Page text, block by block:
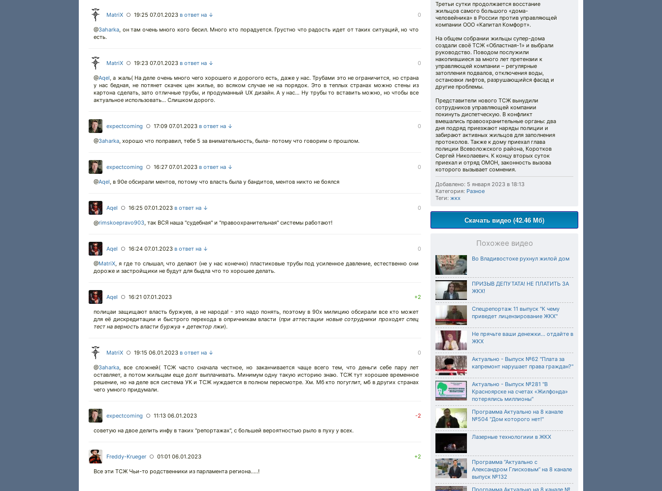
Третьи сутки продолжается восстание
жильцов самого большого «дома-
человейника» в России против управляющей
компании ООО «Капитал Комфорт».
На общем собрании жильцы супер-дома
создали своё ТСЖ «Областная-1» и выбрали
руководство. Поводом послужили
накопившиеся за много лет претензии к
управляющей компании – регулярные
затопления подвалов, отключения воды,
остановки лифтов, разрушающийся фасад и
другие проблемы.
Представители нового ТСЖ вынудили
сотрудников управляющей компании
покинуть диспетческую. В конфликт
вмешались правоохранительные органы: два
дня подряд приезжают наряды полиции и
забирают активных жильцов для заполнения
протоколов. Также к дому приехал глава
полиции Всеволожского района, Коротков
Сергей Николаевич. К концу вторых суток
приехал и отряд ОМОН, законность вызова
которого вызывает сомнения.
Добавлено: 5 января 2023 в 18:13
Категория: Разное
Теги: жкх
Скачать видео (42.46 Мб)
Похожее видео
Во Владивостоке рухнул жилой дом
ПРИЗЫВ ДЕПУТАТА! НЕ ПЛАТИТЬ ЗА
ЖКХ!
Спецрепортаж 11 выпуск "К чему
приведет лицензирование ЖКХ"
Не прячьте ваши денежки… отдайте в
ЖКХ
Актуально - Выпуск №62 "Плата за
капремонт нарушает права граждан?"
Актуально - Выпуск №281 "В
Красноярске на счетах «Жилфонда»
потерялись миллионы"
Программа Актуально на 8 канале
№504 "Дом которого нет!"
Лазерные технологиии в ЖКХ
Программа “Актуально с
Александром Глисковым“ на 8 канале
выпуск №132
Программа Актуально на 8 канале №
MatriX ○ 19:25 07.01.2023 в ответ на ↓ 0
@3aharka, он там очень много кого бесил. Много кто порадуется. Грустно что радость идет от таких ситуаций, но что
есть.
MatriX ○ 19:23 07.01.2023 в ответ на ↓ 0
@Aqel, а жаль( На деле очень много чего хорошего и дорогого есть, даже у нас. Трубами это не ограничится, но страна
у нас бедная, не потянет скачек цен жилье, во всяком случае не на порядок. Это в теплых странах можно стены из
картона сделать, зато отличные трубы, и продуманный UX дизайн. А у нас... Ну трубы то вставить можно, но чтобы все
актуальное использовать... Слишком дорого.
expectcoming ○ 17:09 07.01.2023 в ответ на ↓ 0
@3aharka, хорошо что поправил, тебе 5 за внимательность, была- потому что говорим о прошлом.
expectcoming ○ 16:27 07.01.2023 в ответ на ↓ 0
@Aqel, в 90е обсирали ментов, потому что власть была у бандитов, ментов никто не боялся
Aqel ○ 16:25 07.01.2023 в ответ на ↓ 0
@rimskoepravo903, так ВСЯ наша "судебная" и "правоохранительная" системы работают!
Aqel ○ 16:24 07.01.2023 в ответ на ↓ 0
@MatriX, я где то слышал, что делают (не у нас конечно) пластиковые трубы под усиленное давление, естественно они
дороже и застройщики не будут для быдла что то хорошее делать.
Aqel ○ 16:21 07.01.2023 +2
полицаи защищают власть буржуев, а не народа! - это надо понять, поэтому в 90х милицию обсирали все кто может
для её дискредитации и быстрого перехода в опричникам власти (при аттестации новые сотрудники проходят спец
тест на верность власти буржуа + детектор лжи).
MatriX ○ 19:15 06.01.2023 в ответ на ↓ 0
@3aharka, все сложней( ТСЖ часто сначала честное, но заканчивается чаще всего тем, что деньги себе пару лет
оставляет, а потом жильцам еще долг выплачивать. Минимум одну такую историю знаю. ТСЖ тут хорошее временное
решение, но на деле вся система УК и ТСЖ нуждается в полном пересмотре. Хм. Мб кто погуглит, мб в других странах
чего умного придумали.
expectcoming ○ 11:13 06.01.2023 -2
советую на двое делить инфу в таких "репортажах", с большей вероятностью рыло в пуху у всех.
Freddy-Krueger ○ 01:01 06.01.2023 +2
Все эти ТСЖ Чьи-то родственники из парламента региона.....!